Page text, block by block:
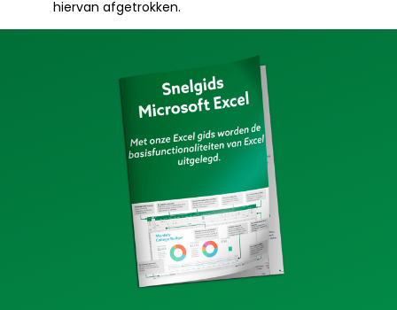
hiervan afgetrokken.